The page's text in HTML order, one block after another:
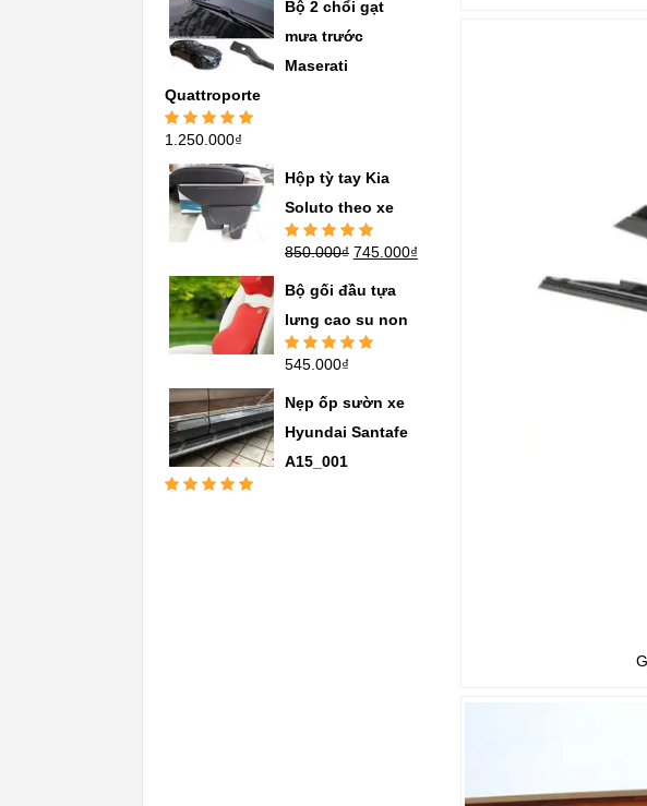
Bộ 2 chổi gạt
mưa trước
Maserati
Quattroporte
Được xếp
sao
1.250.000₫
Hộp tỳ tay Kia
Soluto theo xe
Được xếp
sao
850.000₫ 745.000₫
Bộ gối đầu tựa
lưng cao su non
Được xếp
sao
545.000₫
Nẹp ốp sườn xe
Hyundai Santafe
A15_001